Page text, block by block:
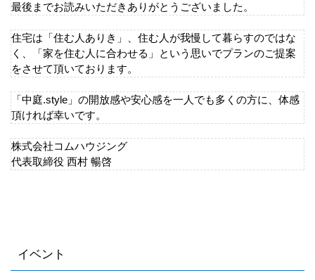
最後までお読みいただきありがとうございました。
住宅は「住む人ありき」、住む人が我慢して暮らすのではな
く、「家を住む人に合わせる」という思いでプランのご提案
をさせて頂いております。
「中庭.style」の開放感や安心感を一人でも多くの方に、体感
頂ければ幸いです。
株式会社コムハウジング
代表取締役 西村 暢啓
イベント